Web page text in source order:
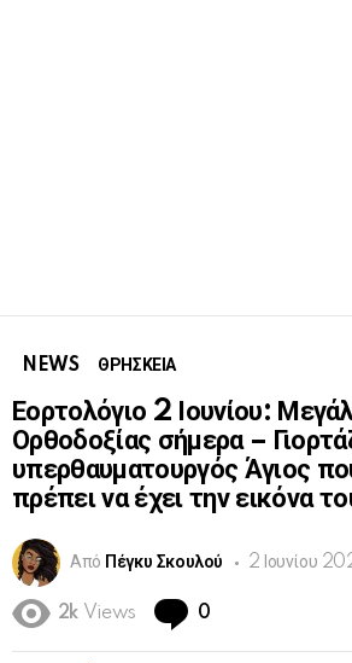
NEWS ΘΡΗΣΚΕΙΑ
Εορτολόγιο 2 Ιουνίου:
Ορθοδοξίας σήμερα –
υπερθαυματουργός Άγιος
πρέπει να έχει την εικόνα
Από Πέγκυ Σκουλού 2 Ιουνίου
2k Views 0